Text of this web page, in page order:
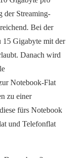
der Streaming-
Bei der
15 Gigabyte mit der
Danach wird
Notebook-Flat
zu einer
fürs Notebook
und Telefonflat